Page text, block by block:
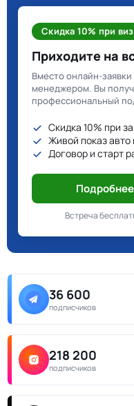
Скидка 10% при
Приходите на
Вместо онлайн-
менеджером. Вы
профессиональный
Скидка 10% при
Живой показ авто
Договор и старт
Встреча
36 600
подписчиков
218 200
подписчиков